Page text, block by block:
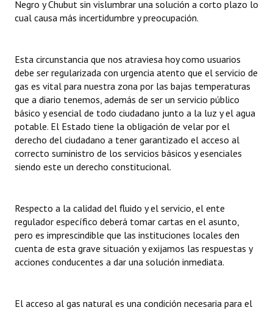
Negro y Chubut sin vislumbrar una solución a corto plazo lo
cual causa más incertidumbre y preocupación.
Esta circunstancia que nos atraviesa hoy como usuarios
debe ser regularizada con urgencia atento que el servicio de
gas es vital para nuestra zona por las bajas temperaturas
que a diario tenemos, además de ser un servicio público
básico y esencial de todo ciudadano junto a la luz y el agua
potable. El Estado tiene la obligación de velar por el
derecho del ciudadano a tener garantizado el acceso al
correcto suministro de los servicios básicos y esenciales
siendo este un derecho constitucional.
Respecto a la calidad del fluido y el servicio, el ente
regulador específico deberá tomar cartas en el asunto,
pero es imprescindible que las instituciones locales den
cuenta de esta grave situación y exijamos las respuestas y
acciones conducentes a dar una solución inmediata.
El acceso al gas natural es una condición necesaria para el